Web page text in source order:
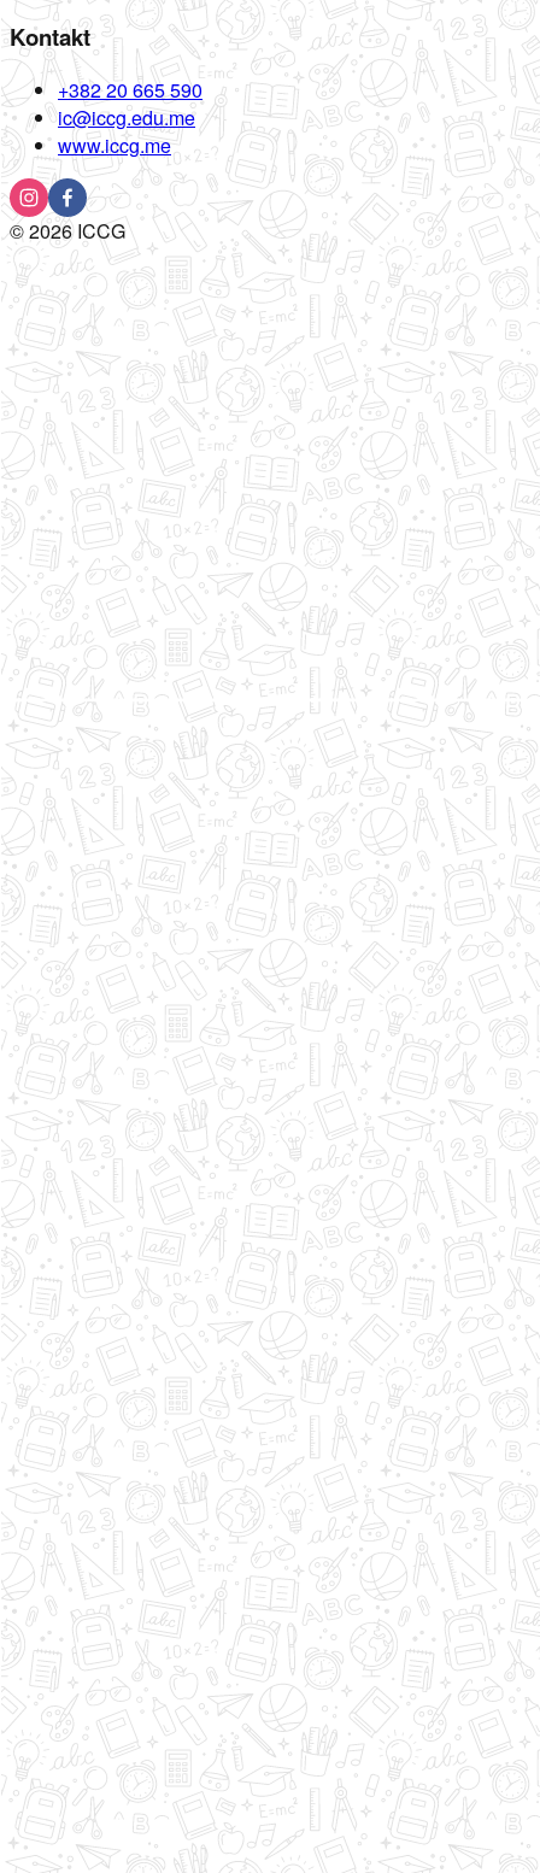
Kontakt
+382 20 665 590
ic@iccg.edu.me
www.iccg.me
©2026ICCG